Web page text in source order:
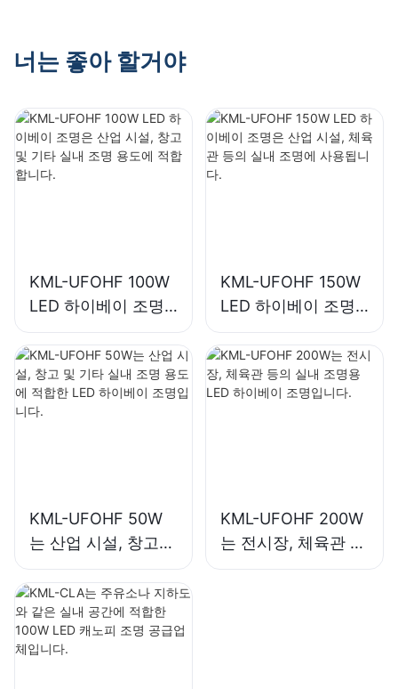
너는 좋아 할거야
KML-UFOHF 100W
LED 하이베이 조명
은 산업 시설, 창고
및 기타 실내 조명 용
도에 적합합니다.
KML-UFOHF 150W
LED 하이베이 조명
은 산업 시설, 체육관
등의 실내 조명에 사
용됩니다.
KML-UFOHF 50W
는 산업 시설, 창고
및 기타 실내 조명 용
도에 적합한 LED 하
이베이 조명입니다.
KML-UFOHF 200W
는 전시장, 체육관 등
의 실내 조명용 LED